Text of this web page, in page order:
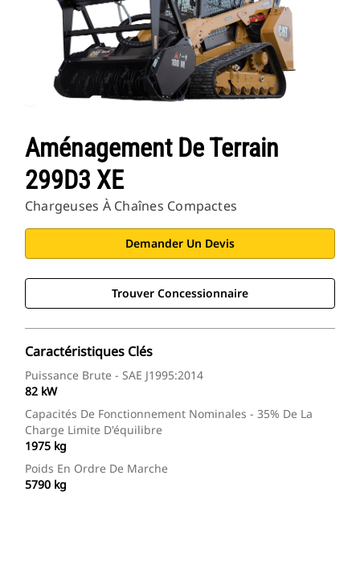
Aménagement De Terrain
299D3 XE
Chargeuses À Chaînes Compactes
Demander Un Devis
Trouver Concessionnaire
Caractéristiques Clés
Puissance Brute - SAE J1995:2014
82 kW
Capacités De Fonctionnement Nominales - 35% De La
Charge Limite D'équilibre
1975 kg
Poids En Ordre De Marche
5790 kg